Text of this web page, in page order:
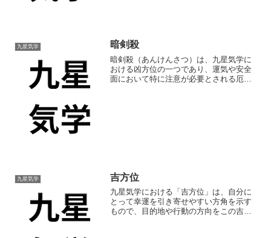
九星気学 暗剣殺
暗剣殺（あんけんさつ）は、九星気学に
おける凶方位の一つであり、運気や安全
面において特に注意が必要とされる厄介
九星気学 吉方位
九星気学における「吉方位」は、自分に
とって幸運を引き寄せやすい方角を示す
もので、目的地や行動の方向をこの吉方